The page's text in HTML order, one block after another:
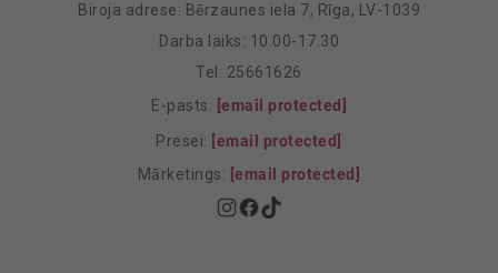
Biroja adrese: Bērzaunes iela 7, Rīga, LV-1039
Darba laiks: 10.00-17.30
Tel: 25661626
E-pasts: [email protected]
Presei: [email protected]
Mārketings: [email protected]